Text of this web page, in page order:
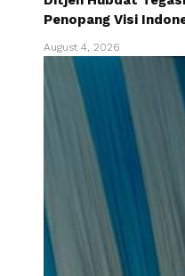
Penopang Visi
August 4, 2026